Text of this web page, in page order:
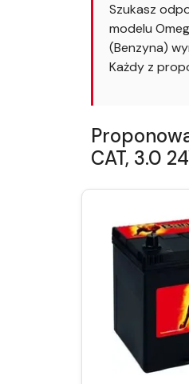
Szukasz
modelu
(Benzyna)
Każdy z
CAT, 3.0